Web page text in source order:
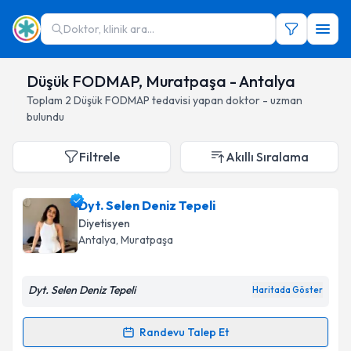
Doktor, klinik ara...
Düşük FODMAP, Muratpaşa - Antalya
Toplam 2 Düşük FODMAP tedavisi yapan doktor - uzman
bulundu
Filtrele Akıllı Sıralama
Dyt. Selen Deniz Tepeli
Diyetisyen
Antalya, Muratpaşa
Dyt. Selen Deniz Tepeli Haritada Göster
Randevu Talep Et
Randevu Takvimi Talebi